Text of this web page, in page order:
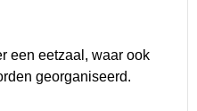
een eetzaal, waar ook
georganiseerd.